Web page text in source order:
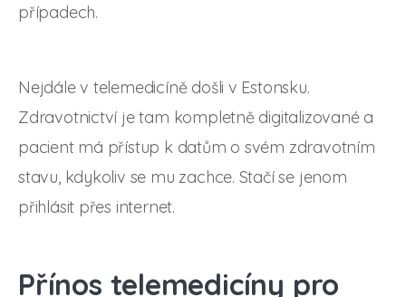
případech.
Nejdále v telemedicíně došli v Estonsku.
Zdravotnictví je tam kompletně digitalizované a
pacient má přístup k datům o svém zdravotním
stavu, kdykoliv se mu zachce. Stačí se jenom
přihlásit přes internet.
Přínos telemedicíny pro